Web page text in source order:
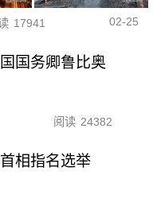
17941 02-25
国务卿鲁比奥
阅读 24382
相指名选举